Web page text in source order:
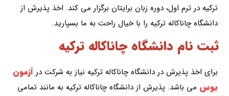
ترکیه در ترم اول، دوره زبان برایتان برگزار می کند. اخذ پذیرش از
دانشگاه چاناکاله ترکیه را با خیال راحت به ما بسپارید.
ثبت نام دانشگاه چاناکاله ترکیه
برای اخذ پذیرش در دانشگاه چاناکاله ترکیه نیاز به شرکت در آزمون
یوس می باشد. پذیرش از دانشگاه چاناکاله ترکیه به مانند تمامی